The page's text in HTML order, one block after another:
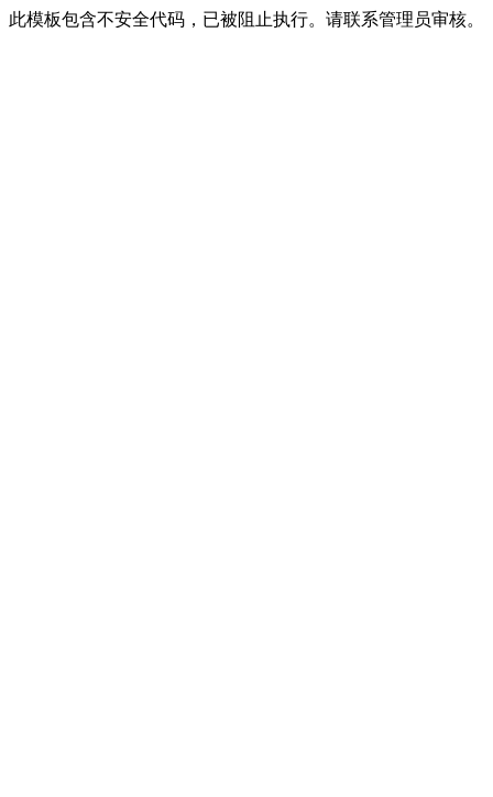
此模板包含不安全代码，已被阻止执行。请联系管理员审核。